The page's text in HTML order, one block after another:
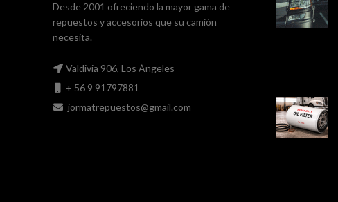
Desde 2001 ofreciendo la mayor gama de
repuestos y accesorios que su camión
necesita.
Valdivia 906, Los Ángeles
+ 56 9 91797881
jormatrepuestos@gmail.com